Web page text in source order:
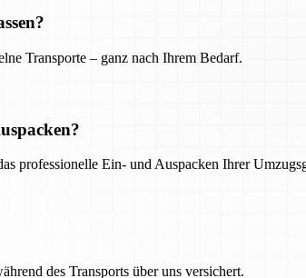
Transporte – ganz nach Ihrem Bedarf.
professionelle Ein- und Auspacken Ihrer
des Transports über uns versichert.